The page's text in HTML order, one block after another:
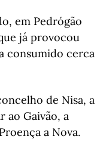
em Pedrógão
já provocou
consumido cerca
de Nisa, a
ao Gaivão, a
a Nova.